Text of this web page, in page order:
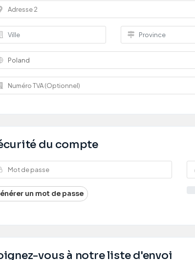
du compte
un mot de passe
vous à notre liste d'envoi